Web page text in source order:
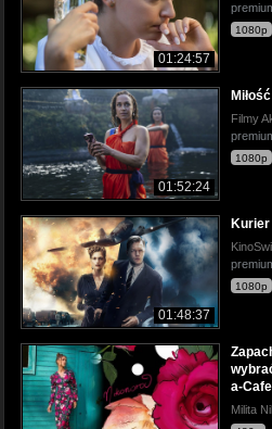
01:24:57
1080p
01:52:24
Filmy
1080p
01:48:37
Kurier
1080p
a-Cafe
Milita